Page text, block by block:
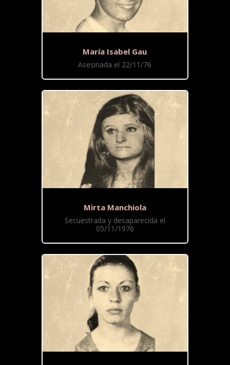
María Isabel Gau
Asesinada el 22/11/76
Mirta Manchiola
Secuestrada y desaparecida el
05/11/1976